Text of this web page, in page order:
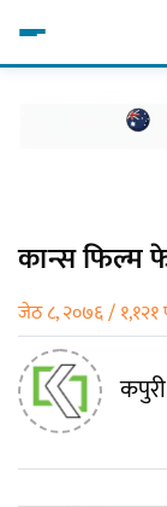
कान्स फिल्म
जेठ ८, २०७६ / १,१२१